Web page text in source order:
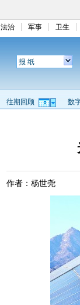
法治 军事 卫生
报 纸
往期回顾 数
作者：杨世尧